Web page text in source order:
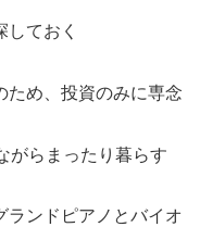
しておく
ため、投資のみに専念
がらまったり暮らす
ランドピアノとバイオ